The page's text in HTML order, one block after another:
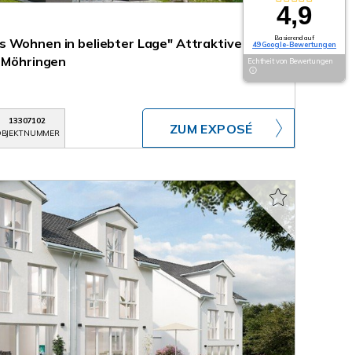
Wohnen in beliebter Lage" Attraktive DHH
13307102
ZUM EXPOSÉ
4,9
Basierend auf
49 Google-Bewertungen
Echtheit von Bewertungen